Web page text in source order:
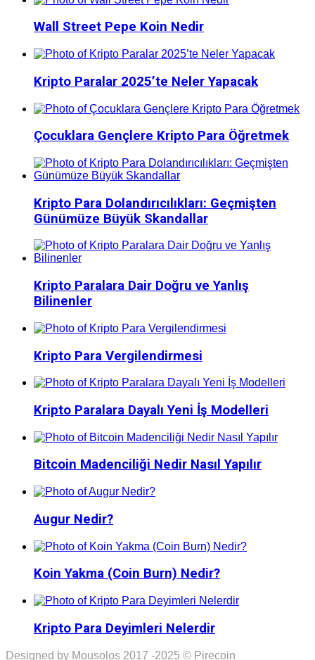
Wall Street Pepe Koin Nedir
Kripto Paralar 2025’te Neler Yapacak
Çocuklara Gençlere Kripto Para Öğretmek
Kripto Para Dolandırıcılıkları: Geçmişten
Günümüze Büyük Skandallar
Kripto Paralara Dair Doğru ve Yanlış
Bilinenler
Kripto Para Vergilendirmesi
Kripto Paralara Dayalı Yeni İş Modelleri
Bitcoin Madenciliği Nedir Nasıl Yapılır
Augur Nedir?
Koin Yakma (Coin Burn) Nedir?
Kripto Para Deyimleri Nelerdir
Designed by Mousolos 2017 -2025 © Pirecoin